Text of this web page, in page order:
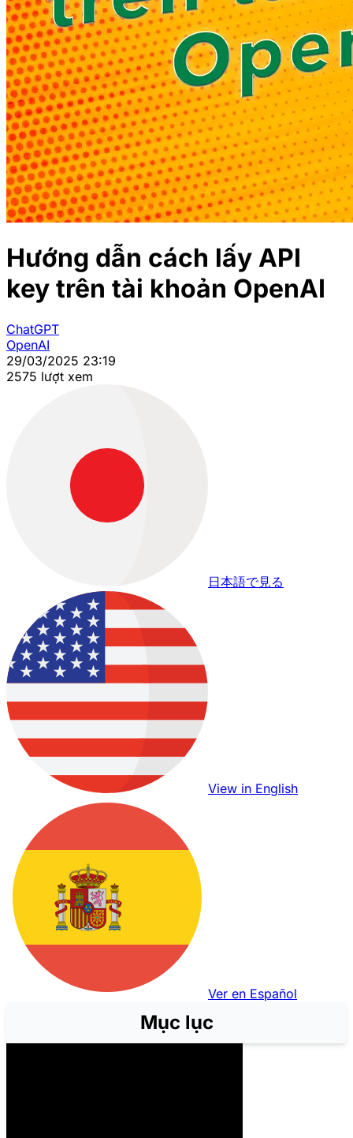
Hướng dẫn cách lấy API
key trên tài khoản OpenAI
ChatGPT
OpenAI
29/03/2025 23:19
2575 lượt xem
日本語で見る
View in English
Ver en Español
Mục lục